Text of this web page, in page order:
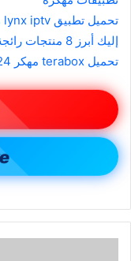
تحميل تطبيق lynx iptv مهكر اخر اصدار مجانا 2024
إليك أبرز 8 منتجات رائجة على Tiktok
تحميل terabox مهكر 2024 اخر اصدار مجانا